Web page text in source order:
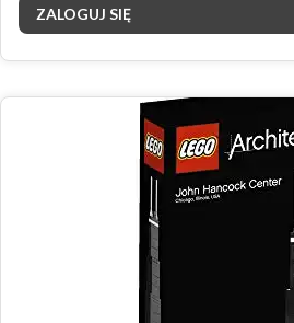
ZALOGUJ SIĘ
Zdjęcia zestawu